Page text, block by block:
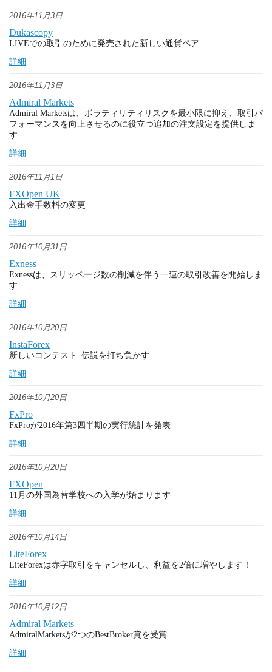
2016年11月3日
Dukascopy
LIVEでの取引のために発売された新しい通貨ペア
詳細
2016年11月3日
Admiral Markets
Admiral Marketsは、ボラティリティリスクを最小限に抑え、取引パ
フォーマンスを向上させるのに役立つ追加の注文設定を提供しま
す
詳細
2016年11月1日
FXOpen UK
入出金手数料の変更
詳細
2016年10月31日
Exness
Exnessは、スリッページ数の削減を伴う一連の取引改善を開始しま
す
詳細
2016年10月20日
InstaForex
新しいコンテスト–伝説を打ち負かす
詳細
2016年10月20日
FxPro
FxProが2016年第3四半期の実行統計を発表
詳細
2016年10月20日
FXOpen
11月の外国為替学校への入学が始まります
詳細
2016年10月14日
LiteForex
LiteForexは赤字取引をキャンセルし、利益を2倍に増やします！
詳細
2016年10月12日
Admiral Markets
AdmiralMarketsが2つのBestBroker賞を受賞
詳細